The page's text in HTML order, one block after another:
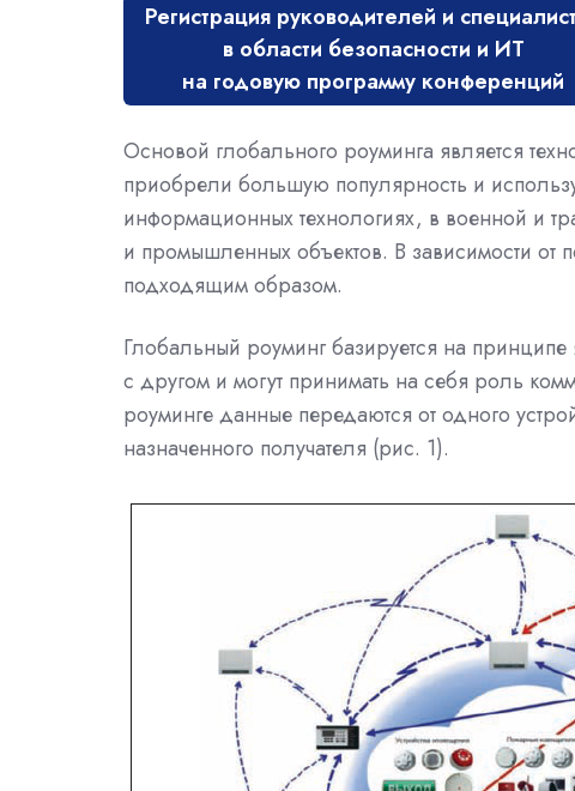
Регистрация руководителей и
в области безопасности и ИТ
на годовую программу конференций
Основой глобального роуминга является
приобрели большую популярность и
информационных технологиях, в военной и
и промышленных объектов. В зависимости от
подходящим образом.
Глобальный роуминг базируется на принципе
с другом и могут принимать на себя роль
роуминге данные передаются от одного
назначенного получателя (рис. 1).